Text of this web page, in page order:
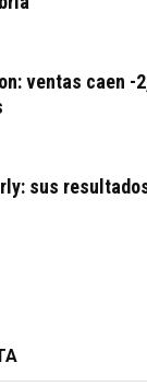
ventas caen -
sus